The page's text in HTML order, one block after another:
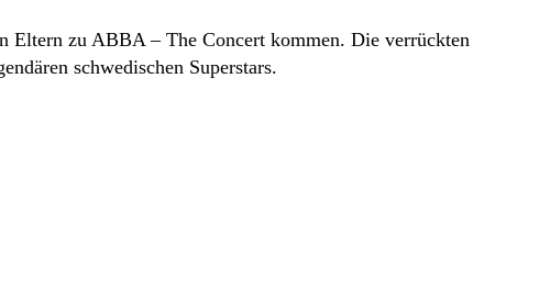
Eltern zu ABBA – The Concert kommen. Die verrückten
schwedischen Superstars.